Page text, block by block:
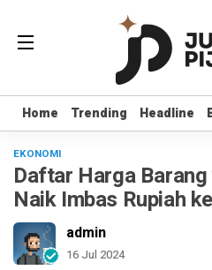
Home Trending Headline
Home Trending Headline
EKONOMI
Daftar Harga
Naik Imbas Rupiah
admin
16 Jul 2024